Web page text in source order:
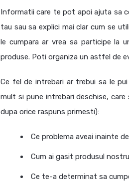
Informatii care te pot apoi ajuta sa
tau sau sa explici mai clar cum se
le cumpara ar vrea sa participe la
produse. Poti organiza un astfel de
Ce fel de intrebari ar trebui sa le
mult si pune intrebari deschise,
dupa orice raspuns primesti):
Ce problema aveai inainte
Cum ai gasit produsul
Ce te-a determinat sa